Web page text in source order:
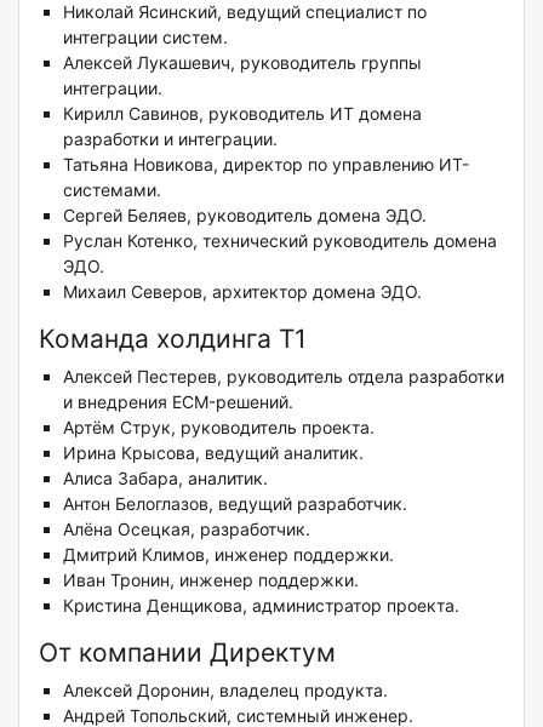
Николай Ясинский, ведущий специалист по
интеграции систем.
Алексей Лукашевич, руководитель группы
интеграции.
Кирилл Савинов, руководитель ИТ домена
разработки и интеграции.
Татьяна Новикова, директор по управлению ИТ-
системами.
Сергей Беляев, руководитель домена ЭДО.
Руслан Котенко, технический руководитель домена
ЭДО.
Михаил Северов, архитектор домена ЭДО.
Команда холдинга Т1
Алексей Пестерев, руководитель отдела разработки
и внедрения ECM-решений.
Артём Струк, руководитель проекта.
Ирина Крысова, ведущий аналитик.
Алиса Забара, аналитик.
Антон Белоглазов, ведущий разработчик.
Алёна Осецкая, разработчик.
Дмитрий Климов, инженер поддержки.
Иван Тронин, инженер поддержки.
Кристина Денщикова, администратор проекта.
От компании Директум
Алексей Доронин, владелец продукта.
Андрей Топольский, системный инженер.